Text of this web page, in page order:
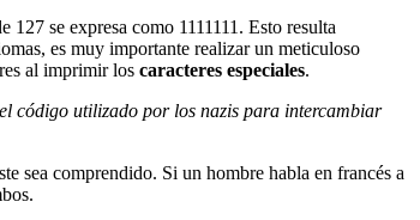
se expresa como 1111111. Esto resulta
es muy importante realizar un meticuloso
al imprimir los caracteres especiales.
código utilizado por los nazis para intercambiar
sea comprendido. Si un hombre habla en francés a